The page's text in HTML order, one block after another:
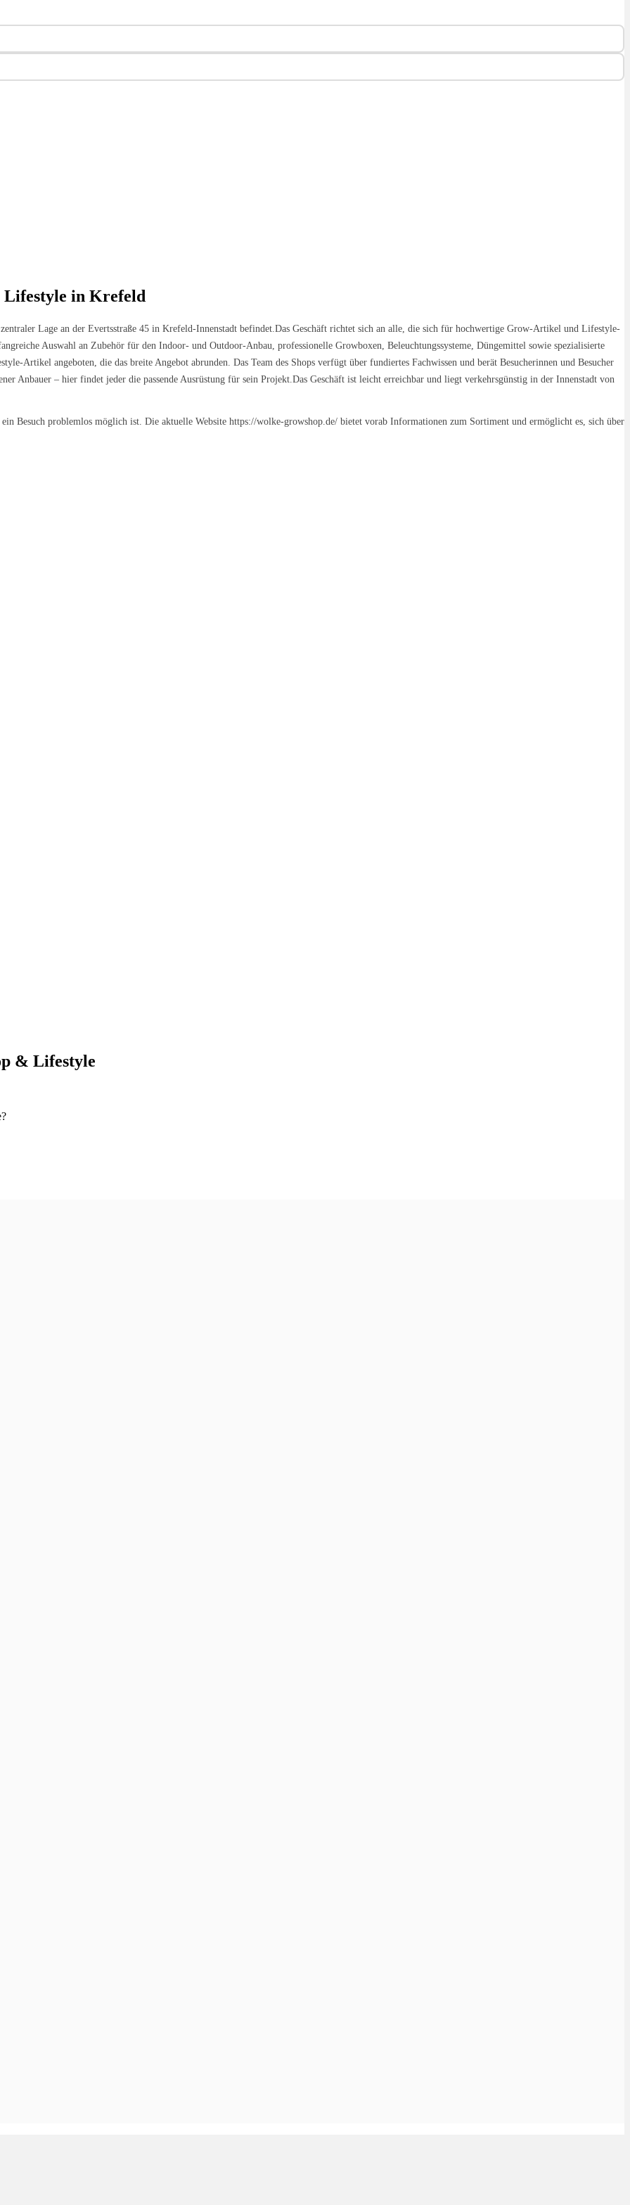
Lifestyle in Krefeld
Lage an der Evertsstraße 45 in Krefeld-Innenstadt befindet.Das Geschäft richtet sich an alle, die sich für hochwertige Grow-Artikel und Lifestyle-
Auswahl an Zubehör für den Indoor- und Outdoor-Anbau, professionelle Growboxen, Beleuchtungssysteme, Düngemittel sowie spezialisierte
Artikel angeboten, die das breite Angebot abrunden. Das Team des Shops verfügt über fundiertes Fachwissen und berät Besucherinnen und Besucher
Anbauer – hier findet jeder die passende Ausrüstung für sein Projekt.Das Geschäft ist leicht erreichbar und liegt verkehrsgünstig in der Innenstadt von
Besuch problemlos möglich ist. Die aktuelle Website https://wolke-growshop.de/ bietet vorab Informationen zum Sortiment und ermöglicht es, sich über
& Lifestyle